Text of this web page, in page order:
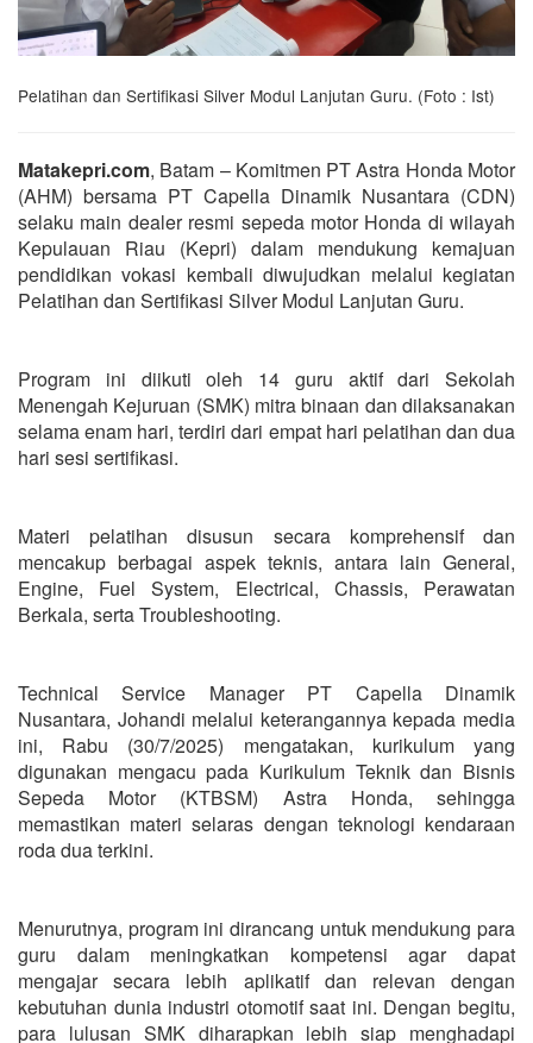
Pelatihan dan Sertifikasi Silver Modul Lanjutan Guru. (Foto : Ist)
Matakepri.com, Batam – Komitmen PT Astra Honda Motor
(AHM) bersama PT Capella Dinamik Nusantara (CDN)
selaku main dealer resmi sepeda motor Honda di wilayah
Kepulauan Riau (Kepri) dalam mendukung kemajuan
pendidikan vokasi kembali diwujudkan melalui kegiatan
Pelatihan dan Sertifikasi Silver Modul Lanjutan Guru.
Program ini diikuti oleh 14 guru aktif dari Sekolah
Menengah Kejuruan (SMK) mitra binaan dan dilaksanakan
selama enam hari, terdiri dari empat hari pelatihan dan dua
hari sesi sertifikasi.
Materi pelatihan disusun secara komprehensif dan
mencakup berbagai aspek teknis, antara lain General,
Engine, Fuel System, Electrical, Chassis, Perawatan
Berkala, serta Troubleshooting.
Technical Service Manager PT Capella Dinamik
Nusantara, Johandi melalui keterangannya kepada media
ini, Rabu (30/7/2025) mengatakan, kurikulum yang
digunakan mengacu pada Kurikulum Teknik dan Bisnis
Sepeda Motor (KTBSM) Astra Honda, sehingga
memastikan materi selaras dengan teknologi kendaraan
roda dua terkini.
Menurutnya, program ini dirancang untuk mendukung para
guru dalam meningkatkan kompetensi agar dapat
mengajar secara lebih aplikatif dan relevan dengan
kebutuhan dunia industri otomotif saat ini. Dengan begitu,
para lulusan SMK diharapkan lebih siap menghadapi